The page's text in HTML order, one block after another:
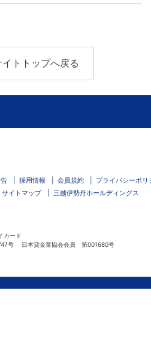
トトップへ戻る
採用情報 会員規約
プライバシーポリ
サイトマップ 三越伊勢丹ホールディングス
カード
号 日本貸金業協会会員 第001680号